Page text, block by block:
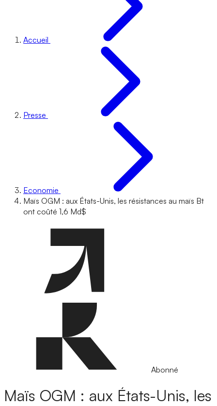
Accueil
Presse
Economie
Maïs OGM : aux États-Unis, les résistances au maïs Bt
ont coûté 1,6 Md$
Abonné
Maïs OGM : aux États-Unis, les